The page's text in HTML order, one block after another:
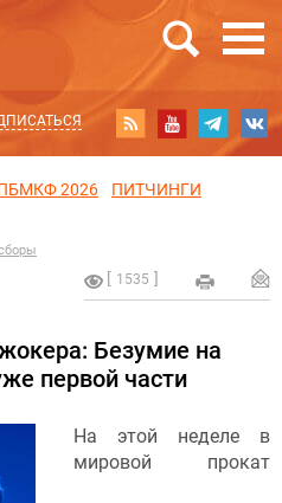
2026
ПИТЧИНГИ
1535
Безумие на
первой части
На этой неделе в
мировой прокат